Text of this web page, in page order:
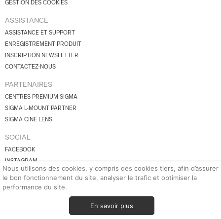
Nous utilisons des cookies, y compris des cookies tiers, afin d’assurer
le bon fonctionnement du site, analyser le trafic et optimiser la
performance du site.
En savoir plus
GESTION DES COOKIES
ASSISTANCE
ASSISTANCE ET SUPPORT
ENREGISTREMENT PRODUIT
INSCRIPTION NEWSLETTER
CONTACTEZ-NOUS
PARTENAIRES
CENTRES PREMIUM SIGMA
SIGMA L-MOUNT PARTNER
SIGMA CINE LENS
SOCIAL
FACEBOOK
INSTAGRAM
YOUTUBE
BLUESKY
© 2026 SIGMA Corporation.